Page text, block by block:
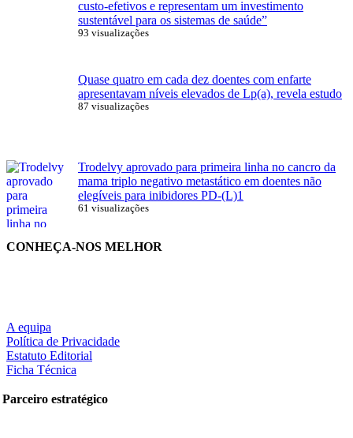
custo-efetivos e representam um investimento
sustentável para os sistemas de saúde”
93 visualizações
Quase quatro em cada dez doentes com enfarte
apresentavam níveis elevados de Lp(a), revela estudo
87 visualizações
Trodelvy aprovado para primeira linha no cancro da
mama triplo negativo metastático em doentes não
elegíveis para inibidores PD-(L)1
61 visualizações
CONHEÇA-NOS MELHOR
A equipa
Política de Privacidade
Estatuto Editorial
Ficha Técnica
Parceiro estratégico